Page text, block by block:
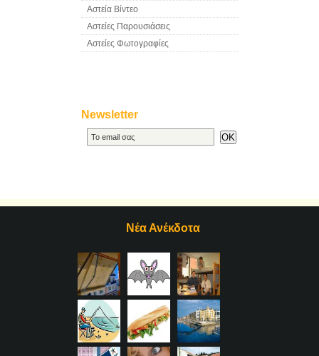
Αστεία Βίντεο
Αστείες Παρουσιάσεις
Αστείες Φωτογραφίες
Newsletter
Νέα Ανέκδοτα